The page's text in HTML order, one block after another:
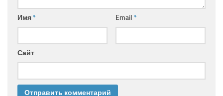
Имя* Email *
Сайт